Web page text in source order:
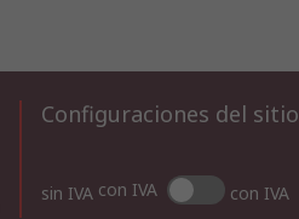
Configuraciones del sitio
sin IVA con IVA con IVA